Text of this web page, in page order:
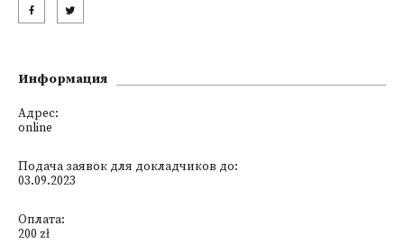
Информация
Адрес:
online
Подача заявок для докладчиков до:
03.09.2023
Оплата:
200 zł